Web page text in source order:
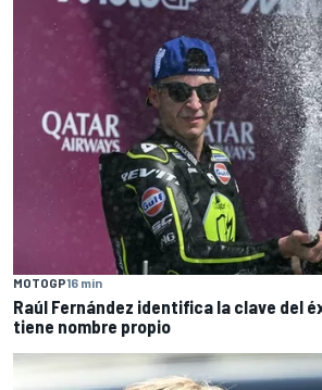
MOTOGP16 min
Raúl Fernández identifica la clave del
tiene nombre propio